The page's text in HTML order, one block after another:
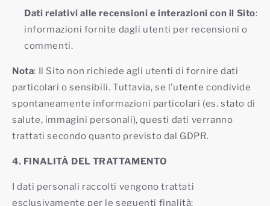
Dati relativi alle recensioni e interazioni con il Sito:
informazioni fornite dagli utenti per recensioni o
commenti.
Nota: Il Sito non richiede agli utenti di fornire dati
particolari o sensibili. Tuttavia, se l’utente condivide
spontaneamente informazioni particolari (es. stato di
salute, immagini personali), questi dati verranno
trattati secondo quanto previsto dal GDPR.
4. FINALITÀ DEL TRATTAMENTO
I dati personali raccolti vengono trattati
esclusivamente per le seguenti finalità: